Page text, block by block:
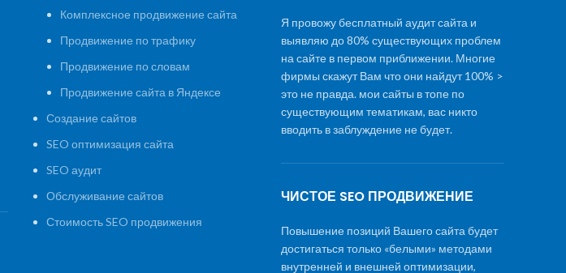
Комплексное продвижение сайта
Продвижение по трафику
Продвижение по словам
Продвижение сайта в Яндексе
Создание сайтов
SEO оптимизация сайта
SEO аудит
Обслуживание сайтов
Стоимость SEO продвижения
Я провожу бесплатный аудит сайта и
выявляю до 80% существующих проблем
на сайте в первом приближении. Многие
фирмы скажут Вам что они найдут 100% >
это не правда. мои сайты в топе по
существующим тематикам, вас никто
вводить в заблуждение не будет.
ЧИСТОЕ SEO ПРОДВИЖЕНИЕ
Повышение позиций Вашего сайта будет
достигаться только «белыми» методами
внутренней и внешней оптимизации,